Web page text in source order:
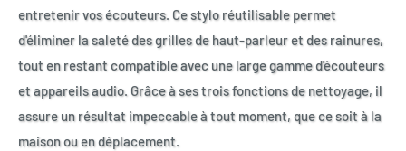
entretenir vos écouteurs. Ce stylo réutilisable permet
d'éliminer la saleté des grilles de haut-parleur et des rainures,
tout en restant compatible avec une large gamme d'écouteurs
et appareils audio. Grâce à ses trois fonctions de nettoyage, il
assure un résultat impeccable à tout moment, que ce soit à la
maison ou en déplacement.